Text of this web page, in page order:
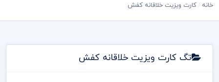
خانه کارت ویزیت خلاقانه کفش
تگ کارت ویزیت خلاقانه کفش